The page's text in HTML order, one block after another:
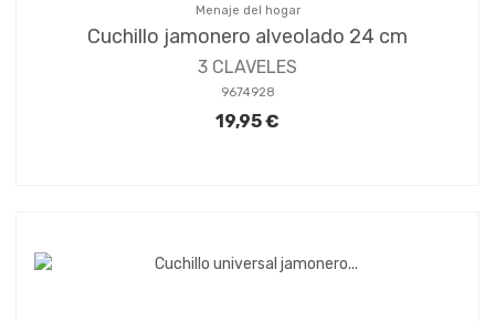
Menaje del hogar
Cuchillo jamonero alveolado 24 cm
3 CLAVELES
9674928
19,95 €